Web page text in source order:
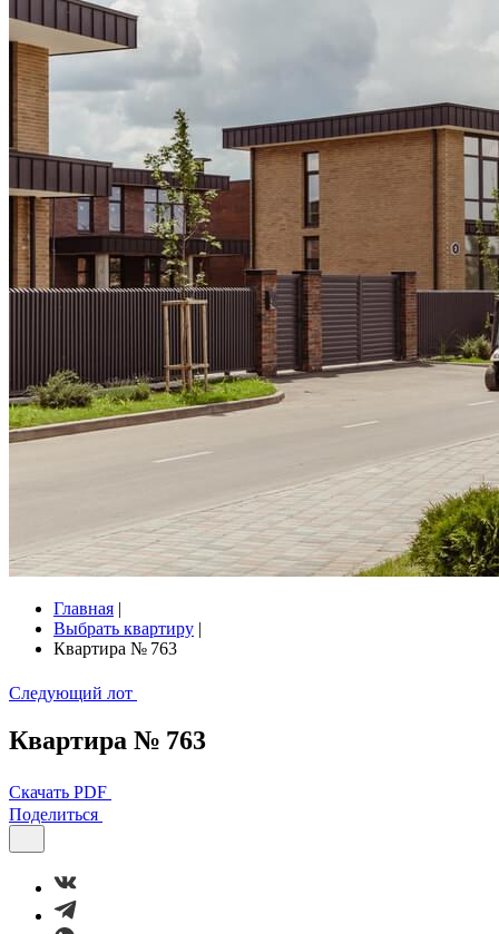
Главная |
Выбрать квартиру |
Квартира № 763
Следующий лот
Квартира № 763
Скачать PDF
Поделиться